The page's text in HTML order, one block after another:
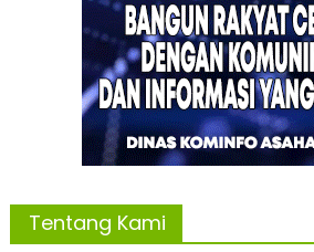
Tentang Kami